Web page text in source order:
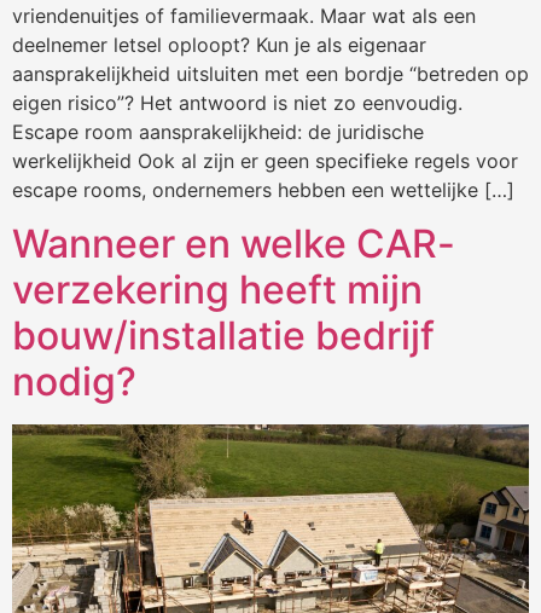
vriendenuitjes of familievermaak. Maar wat als een
deelnemer letsel oploopt? Kun je als eigenaar
aansprakelijkheid uitsluiten met een bordje “betreden op
eigen risico”? Het antwoord is niet zo eenvoudig.
Escape room aansprakelijkheid: de juridische
werkelijkheid Ook al zijn er geen specifieke regels voor
escape rooms, ondernemers hebben een wettelijke […]
Wanneer en welke CAR-
verzekering heeft mijn
bouw/installatie bedrijf
nodig?